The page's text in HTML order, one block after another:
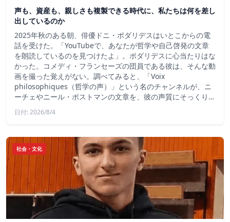
声も、資産も、親しさも複製できる時代に、私たちは何を差し
出しているのか
2025年秋のある朝、俳優ドニ・ポダリデスはいとこからの電
話を受けた。「YouTubeで、あなたが哲学や自己啓発の文章
を朗読しているのを見つけたよ」。ポダリデスに心当たりはな
かった。コメディ・フランセーズの団員である彼は、そんな動
画を撮った覚えがない。調べてみると、「Voix
philosophiques（哲学の声）」という名のチャンネルが、ニ
ーチェやニール・ポストマンの文章を、彼の声質にそっくり…
日付: 2026/8/4
社会・文化